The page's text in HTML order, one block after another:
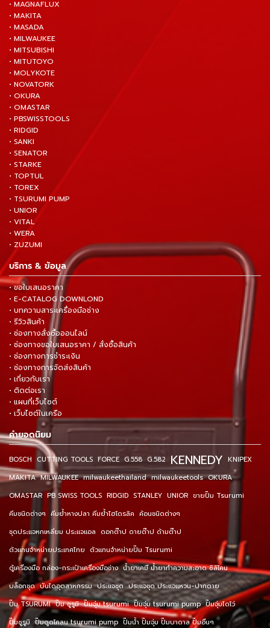
• MAGNAFLUX
• MAKITA
• MASADA
• MILWAUKEE
• MITSUBISHI
• MITUTOYO
• MOLYKOTE
• NOVATORK
• OKURA
• OMASTAR
• PBSWISSTOOLS
• RIDGID
• SANKI
• SENATOR
• STARKE
• TOPTUL
• TOREX
• TSURUMI PUMP
• UNIOR
• VITAL
• WERA
• ZUZUMI
บริการ & ข้อมูล
• ขอใบเสนอราคา
• E-CATALOG DOWNLOND
• บทความสาระเครื่องมือช่าง
• รีวิวสินค้า
• ช่องทางสั่งซื้อออนไลน์
• ช่องทางขอใบเสนอราคา / สั่งซื้อสินค้า
• ช่องทางการชำระเงิน
• ช่องทางการจัดส่งสินค้า
• เกี่ยวกับเรา
• ติดต่อเรา
• แผนที่เว็บไซต์
• เว็บไซต์ในเครือ
คำยอดนิยม
BOSCH CUTTING TOOLS FORCE G.558 G.582 KENNEDY KNIPEX
MAKITA MILWAUKEE milwaukeethailand milwaukeetools OKURA
OMASTAR PB SWISS TOOLS RIDGID STANLEY UNIOR ขายปั๊ม Tsurumi
คีมชนิดต่างๆ คีมย้ำหางปลา คีมย้ำไฮโดรลิค ค้อนชนิดต่างๆ
ชุดประแจหกเหลี่ยม ประแจแอล ดอกต๊าป ดายต๊าป ด้ามต๊าป
ตัวแทนจำหน่ายประเทศไทย ตัวแทนจำหน่ายปั๊ม Tsurumi
ตู้เครื่องมือ กล่อง-กระเป๋าเครื่องมือช่าง น้ำยาเคมี น้ำยาทำความสะอาด ซิลิโคน
บล็อกชุด บันไดอุตสาหกรรม ประแจชุด ประแจชุด ประแจแหวน-ปากตาย
ปั๊ม TSURUMI ปั๊ม ซูรูมิ ปั๊มจุ่ม tsurumi ปั๊มจุ่ม tsurumi pump ปั๊มจุ่มไดโว่
ปั๊มซูรูมิ ปั๊มดูดโคลน tsurumi pump ปั๊มน้ำ ปั๊มจุ่ม ปั๊มบาดาล ปั๊มอื่นๆ